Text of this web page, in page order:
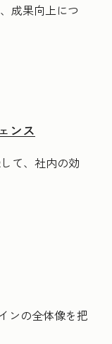
成果向上につ
ンス
て、社内の効
ンの全体像を把